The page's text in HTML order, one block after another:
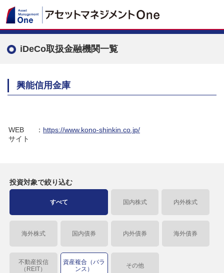
iDeCo取扱金融機関一覧
興能信用金庫
WEB
サイト
： https://www.kono-shinkin.co.jp/
投資対象で絞り込む
すべて 国内株式 内外株式
海外株式 国内債券 内外債券 海外債券
不動産投信
（REIT）
資産複合（バラ
ンス）
その他